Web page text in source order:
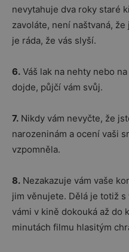
nevytahuje dva roky staré
zavoláte, není naštvaná,
je ráda, že vás slyší.
6. Váš lak na nehty nebo
dojde, půjčí vám svůj.
7. Nikdy vám nevyčte, že
narozeninám a ocení vaši
vzpomněla.
8. Nezakazuje vám vaše
jim věnujete. Dělá je totiž
vámi v kině dokouká až do
minutách filmu hlasitým